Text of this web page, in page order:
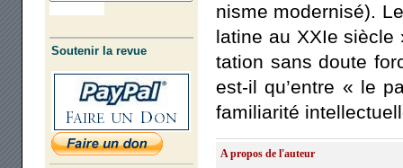
Soutenir la revue
nisme moder­ni­sé).
latine au XXIe
ta­tion sans doute
est-il qu’entre « le
fami­lia­ri­té
A propos de l'auteur